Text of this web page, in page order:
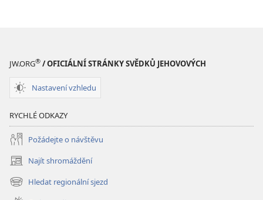
JW.ORG® / OFICIÁLNÍ STRÁNKY SVĚDKŮ JEHOVOVÝCH
Nastavení vzhledu
RYCHLÉ ODKAZY
Požádejte o návštěvu
Najít shromáždění
(otevřeno
nové
okno)
Hledat regionální sjezd
(otevřeno